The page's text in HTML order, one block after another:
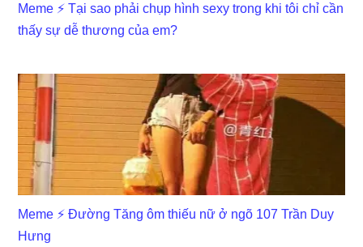
Meme ⚡ Tại sao phải chụp hình sexy trong khi tôi chỉ cần
thấy sự dễ thương của em?
Meme ⚡ Đường Tăng ôm thiếu nữ ở ngõ 107 Trần Duy
Hưng